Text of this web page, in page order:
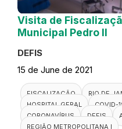
Visita de
Municipal Pedro II
DEFIS
15 de June de 2021
FISCALIZAÇÃO
RIO DE
HOSPITAL GERAL
COVID-
CORONAVÍRUS
DEFIS
REGIÃO METROPOLITANA I